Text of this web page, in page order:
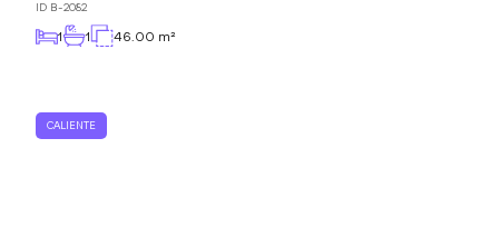
ID B-2082
1 1 46.00 m²
CALIENTE